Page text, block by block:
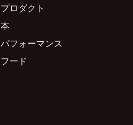
プロダクト
本
パフォーマンス
フード